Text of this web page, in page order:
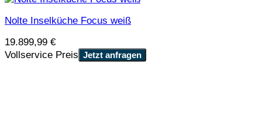
Nolte Inselküche Focus weiß
19.899,99 €
Vollservice Preis Jetzt anfragen